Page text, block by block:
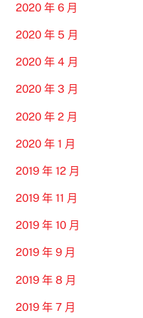
2020 年 6 月
2020 年 5 月
2020 年 4 月
2020 年 3 月
2020 年 2 月
2020 年 1 月
2019 年 12 月
2019 年 11 月
2019 年 10 月
2019 年 9 月
2019 年 8 月
2019 年 7 月